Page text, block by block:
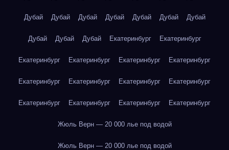
Дубай Дубай Дубай Дубай Дубай Дубай Дубай
Дубай Дубай Дубай Екатеринбург Екатеринбург
Екатеринбург Екатеринбург Екатеринбург Екатеринбург
Екатеринбург Екатеринбург Екатеринбург Екатеринбург
Екатеринбург Екатеринбург Екатеринбург Екатеринбург
Жюль Верн — 20 000 лье под водой
Жюль Верн — 20 000 лье под водой